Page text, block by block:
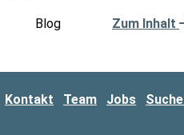
Blog Zum Inhalt
Kontakt Team Jobs Suche